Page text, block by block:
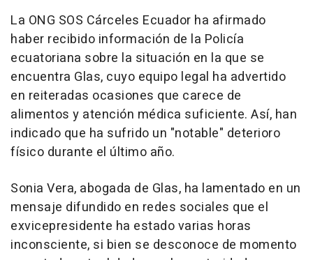
La ONG SOS Cárceles Ecuador ha afirmado
haber recibido información de la Policía
ecuatoriana sobre la situación en la que se
encuentra Glas, cuyo equipo legal ha advertido
en reiteradas ocasiones que carece de
alimentos y atención médica suficiente. Así, han
indicado que ha sufrido un "notable" deterioro
físico durante el último año.
Sonia Vera, abogada de Glas, ha lamentado en un
mensaje difundido en redes sociales que el
exvicepresidente ha estado varias horas
inconsciente, si bien se desconoce de momento